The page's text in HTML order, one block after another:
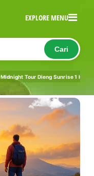
EXPLORE MENU
Cari
Midnight Tour Dieng Sunrise 1 Hari